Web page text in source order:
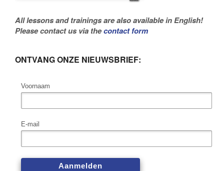
All lessons and trainings are also available in English!
Please contact us via thecontact form
ONTVANG ONZE NIEUWSBRIEF:
Voornaam
E-mail